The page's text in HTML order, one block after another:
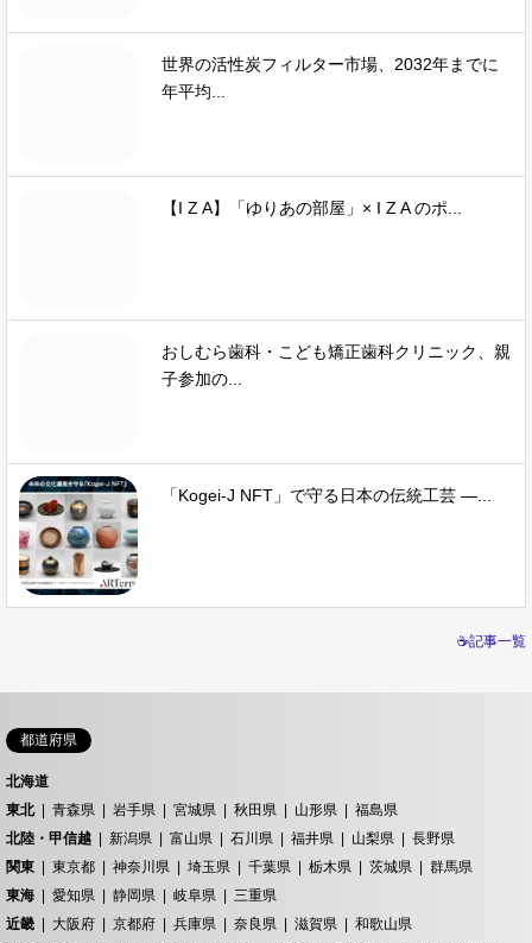
世界の活性炭フィルター市場、2032年までに
年平均...
【I Z A】「ゆりあの部屋」× I Z A のポ...
おしむら歯科・こども矯正歯科クリニック、親
子参加の...
「Kogei-J NFT」で守る日本の伝統工芸 —...
☕記事一覧
都道府県
北海道
東北
青森県 岩手県 宮城県 秋田県 山形県
福島県
北陸・甲信越
新潟県 富山県 石川県 福井県 山梨県
長野県
関東
東京都 神奈川県 埼玉県 千葉県 栃木県 茨城県
群馬県
東海
愛知県 静岡県 岐阜県
三重県
近畿
大阪府 京都府 兵庫県 奈良県 滋賀県
和歌山県